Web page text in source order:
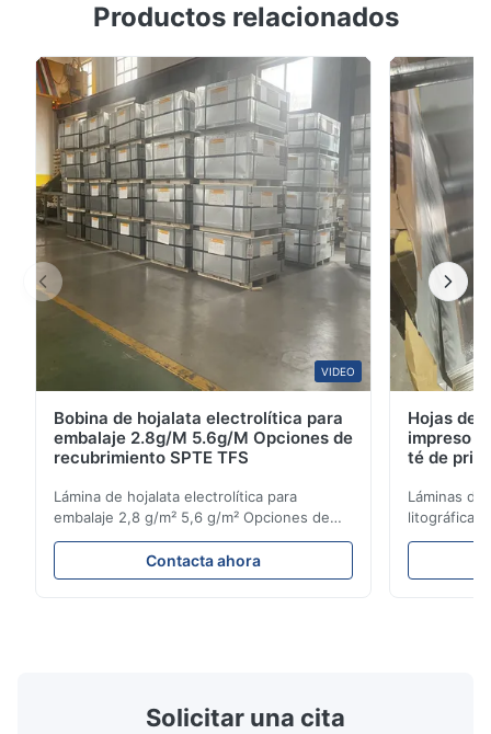
caliente Z120 Z180 Z275 para techos, conductos y
de acero galvanizado de gran tamaño de espanguilla
se fabrica mediante un proceso continuo de
galvanizado en caliente.donde la cinta de acero se ...
Productos relacionados
VIDEO
Bobina de hojalata electrolítica para
embalaje 2.8g/M 5.6g/M Opciones de
recubrimiento SPTE TFS
Lámina de hojalata electrolítica para
embalaje 2,8 g/m² 5,6 g/m² Opciones de
recubrimiento SPTE TFS Bobina de hojalata
electrolítica para embalaje - Opciones de
recubrimiento de 2,8/2,8 y 5,6/5,6 g/m²
Contacta ahora
Hojas de
impreso
té de
Láminas
premium
representa
Solicitar una cita